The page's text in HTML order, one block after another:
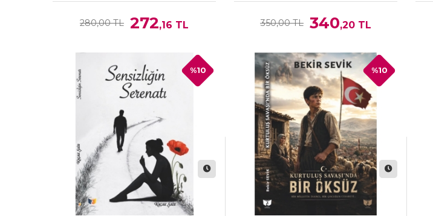
280,00 TL 272,16 TL 350,00 TL 340,20 TL
%10 %10